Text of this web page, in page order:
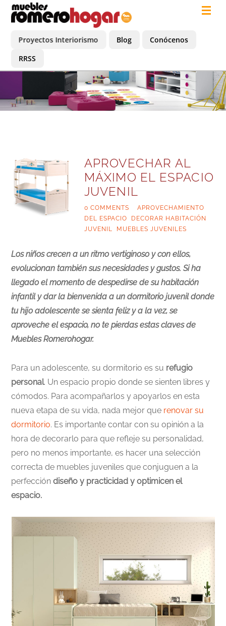
Proyectos Interiorismo Blog
Conócenos
RRSS
APROVECHAR AL
MÁXIMO EL ESPACIO
JUVENIL
0 COMMENTS
APROVECHAMIENTO
DEL ESPACIO
DECORAR HABITACIÓN
JUVENIL
MUEBLES JUVENILES
Los niños crecen a un ritmo vertiginoso y con ellos,
evolucionan también sus necesidades y gustos. Si ha
llegado el momento de despedirse de su habitación
infantil y dar la bienvenida a un dormitorio juvenil donde
tu hijo adolescente se sienta feliz y a la vez, se
aproveche el espacio, no te pierdas estas claves de
Muebles Romerohogar.
Para un adolescente, su dormitorio es su refugio
personal. Un espacio propio donde se sienten libres y
cómodos. Para acompañarlos y apoyarlos en esta
nueva etapa de su vida, nada mejor que renovar su
dormitorio. Es importante contar con su opinión a la
hora de decorarlo para que refleje su personalidad,
pero no menos importante, es hacer una selección
correcta de muebles juveniles que conjuguen a la
perfeccióndiseño y practicidad y optimicen el
espacio.